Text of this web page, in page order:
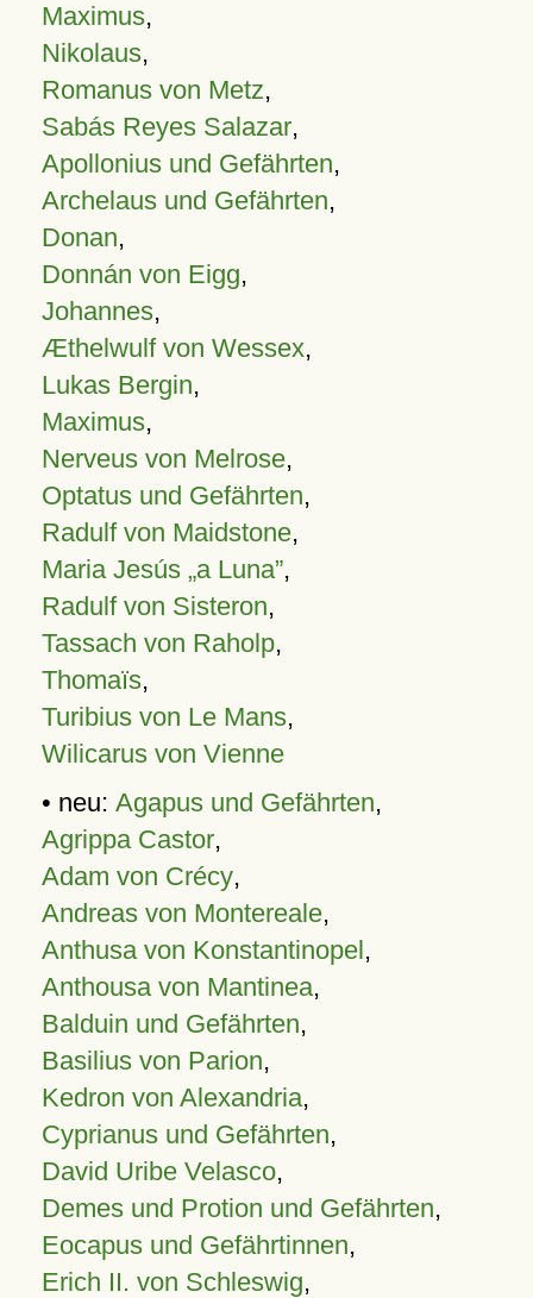
Maximus,
Nikolaus,
Romanus von Metz,
Sabás Reyes Salazar,
Apollonius und Gefährten,
Archelaus und Gefährten,
Donan,
Donnán von Eigg,
Johannes,
Æthelwulf von Wessex,
Lukas Bergin,
Maximus,
Nerveus von Melrose,
Optatus und Gefährten,
Radulf von Maidstone,
Maria Jesús „a Luna”,
Radulf von Sisteron,
Tassach von Raholp,
Thomaïs,
Turibius von Le Mans,
Wilicarus von Vienne
• neu: Agapus und Gefährten,
Agrippa Castor,
Adam von Crécy,
Andreas von Montereale,
Anthusa von Konstantinopel,
Anthousa von Mantinea,
Balduin und Gefährten,
Basilius von Parion,
Kedron von Alexandria,
Cyprianus und Gefährten,
David Uribe Velasco,
Demes und Protion und Gefährten,
Eocapus und Gefährtinnen,
Erich II. von Schleswig,